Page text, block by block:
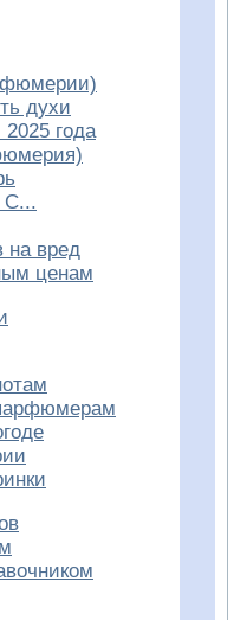
духи
года
С...
на вред
ценам